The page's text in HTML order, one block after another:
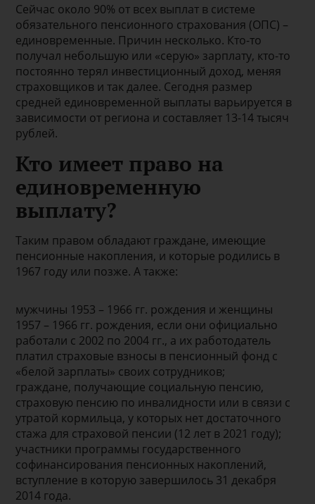
Сейчас около 90% от всех выплат в системе
обязательного пенсионного страхования (ОПС) –
единовременные. Причин несколько. Кто-то
получал небольшую или «серую» зарплату, кто-то
постоянно терял инвестиционный доход, меняя
страховщиков и так далее. Сегодня размер
средней единовременной выплаты варьируется в
зависимости от региона и составляет 13-14 тысяч
рублей.
Кто имеет право на
единовременную
выплату?
Таким правом обладают граждане, имеющие
пенсионные накопления, и которые родились в
1967 году или позже. А также:
мужчины 1953 – 1966 гг. рождения и женщины
1957 – 1966 гг. рождения, если они официально
работали с 2002 по 2004 гг., а их работодатель
платил страховые взносы в пенсионный фонд с
«белой зарплаты» своих сотрудников;
граждане, получающие социальную пенсию,
страховую пенсию по инвалидности или в связи с
утратой кормильца, у которых нет достаточного
стажа для страховой пенсии (12 лет в 2021 году);
участники программы государственного
софинансирования пенсионных накоплений,
вступление в которую завершилось 31 декабря
2014 года.